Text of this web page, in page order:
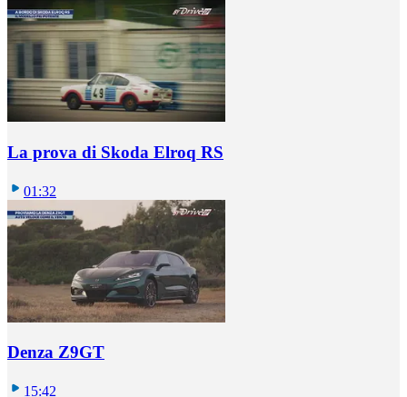
La prova di Skoda Elroq RS
01:32
Denza Z9GT
15:42